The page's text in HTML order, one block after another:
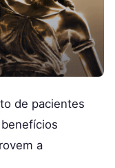
de pacientes
a